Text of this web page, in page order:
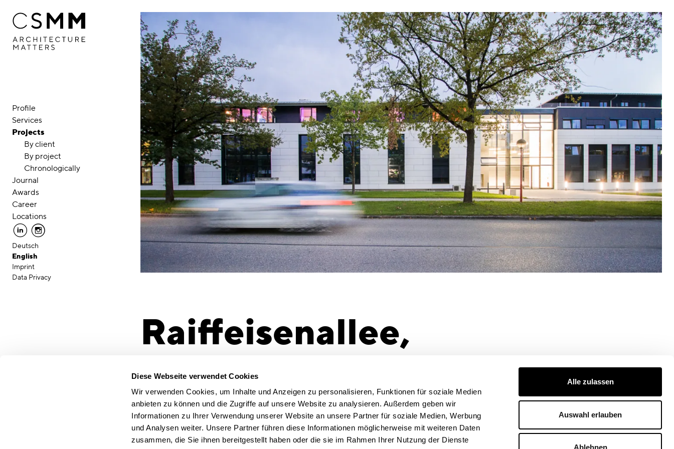
Diese Webseite verwendet Cookies
Wir verwenden Cookies, um Inhalte und Anzeigen zu personalisieren, Funktionen für soziale Medien
anbieten zu können und die Zugriffe auf unsere Website zu analysieren. Außerdem geben wir
Informationen zu Ihrer Verwendung unserer Website an unsere Partner für soziale Medien, Werbung
und Analysen weiter. Unsere Partner führen diese Informationen möglicherweise mit weiteren Daten
zusammen, die Sie ihnen bereitgestellt haben oder die sie im Rahmen Ihrer Nutzung der Dienste
Alle zulassen
Auswahl erlauben
Ablehnen
Profile
Services
Projects
By client
By project
Chronologically
Journal
Awards
Career
Locations
linkedin instagram
Deutsch
English
Imprint
Data Privacy
Raiffeisenallee,
Munich: Refurbishment
Client
OH Vermögensverwaltung GmbH
Location
Oberhaching
Space
5.000 qm BGF/sqm GFA
Creation Date
2018